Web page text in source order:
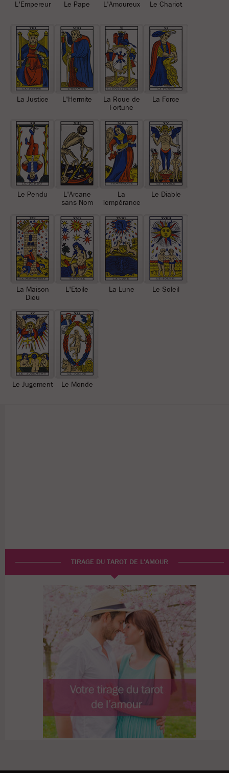
L'Empereur Le Pape L'Amoureux Le Chariot
La Justice L'Hermite
La Roue de
Fortune
La Force
Le Pendu
L'Arcane
sans Nom
La
Tempérance
Le Diable
La Maison
Dieu
L'Etoile La Lune Le Soleil
Le Jugement Le Monde
TIRAGE DU TAROT DE L'AMOUR